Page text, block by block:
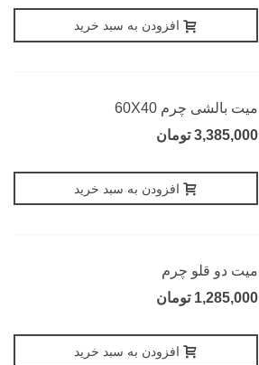
افزودن به سبد خرید
میت بالشی چرم 60X40
3,385,000 تومان
افزودن به سبد خرید
میت دو قلو چرم
1,285,000 تومان
افزودن به سبد خرید